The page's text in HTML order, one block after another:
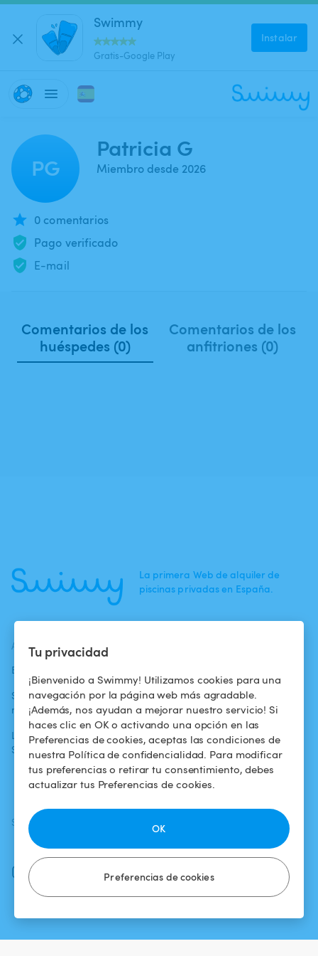
Tu privacidad
¡Bienvenido a Swimmy! Utilizamos cookies para una
navegación por la página web más agradable.
¡Además, nos ayudan a mejorar nuestro servicio! Si
haces clic en OK o activando una opción en las
Preferencias de cookies, aceptas las condiciones de
nuestra Política de confidencialidad. Para modificar
tus preferencias o retirar tu consentimiento, debes
actualizar tus Preferencias de cookies.
Preferencias de cookies
OK
Swimmy
Gratis-Google Play
Instalar
PG
Patricia G
Miembro desde 2026
0 comentarios
Pago verificado
E-mail
Comentarios de los
huéspedes (0)
Comentarios de los
anfitriones (0)
La primera Web de alquiler de
piscinas privadas en España.
ACTUALIDADES
Blog
Swimmy en los
medios
La aventura
Swimmy
Para los
propietarios
Alquilar mi
piscina
¿Cómo funciona?
Condiciones de
uso
Política de
confidencialidad
Aviso legal
SÍGUENOS
Facebook
Instagram